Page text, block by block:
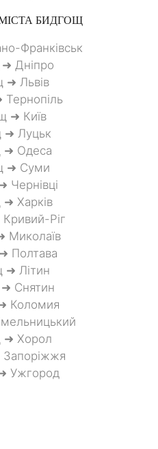
БИДГОЩ
Франківськ
Дніпро
➜ Львів
➜ Київ
➜ Луцьк
➜ Одеса
➜ Суми
Чернівці
Харків
Ріг
Миколаїв
Полтава
➜ Літин
Снятин
Коломия
➜ Хорол
Ужгород